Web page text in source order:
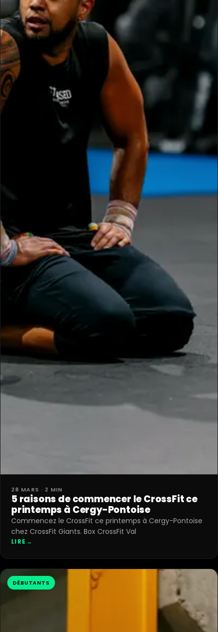
28 MARS · 2 MIN
5 raisons de commencer le CrossFit ce
printemps à Cergy-Pontoise
Commencez le CrossFit ce printemps à Cergy-Pontoise
chez CrossFit Giants. Box CrossFit Val
LIRE →
DÉBUTANTS